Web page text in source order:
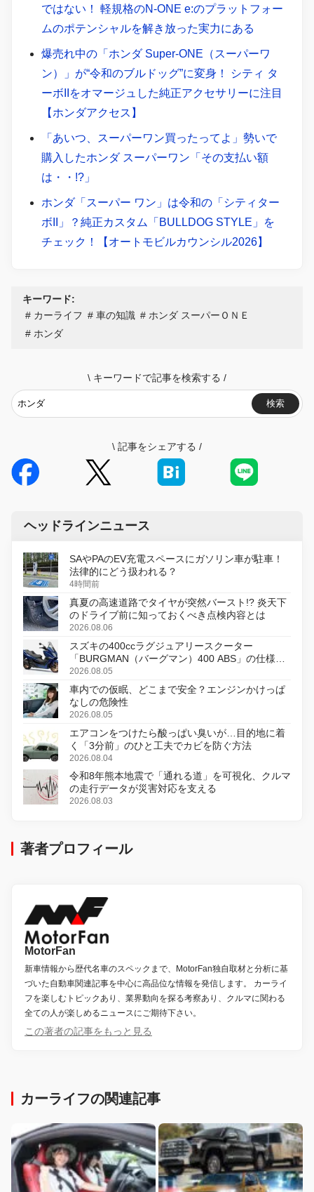
ではない！ 軽規格のN-ONE e:のプラットフォー
ムのポテンシャルを解き放った実力にある
爆売れ中の「ホンダ Super-ONE（スーパーワ
ン）」が“令和のブルドッグ”に変身！ シティ タ
ーボIIをオマージュした純正アクセサリーに注目
【ホンダアクセス】
「あいつ、スーパーワン買ったってよ」勢いで
購入したホンダ スーパーワン「その支払い額
は・・!?」
ホンダ「スーパー ワン」は令和の「シティター
ボII」？純正カスタム「BULLDOG STYLE」を
チェック！【オートモビルカウンシル2026】
キーワード:
カーライフ
車の知識
ホンダ スーパーＯＮＥ
ホンダ
\ キーワードで記事を検索する /
検索
\ 記事をシェアする /
ヘッドラインニュース
SAやPAのEV充電スペースにガソリン車が駐車！
法律的にどう扱われる？
4時間前
真夏の高速道路でタイヤが突然バースト!? 炎天下
のドライブ前に知っておくべき点検内容とは
2026.08.06
スズキの400ccラグジュアリースクーター
「BURGMAN（バーグマン）400 ABS」の仕様を
変更し、8月18日に発売
2026.08.05
車内での仮眠、どこまで安全？エンジンかけっぱ
なしの危険性
2026.08.05
エアコンをつけたら酸っぱい臭いが…目的地に着
く「3分前」のひと工夫でカビを防ぐ方法
2026.08.04
令和8年熊本地震で「通れる道」を可視化、クルマ
の走行データが災害対応を支える
2026.08.03
著者プロフィール
MotorFan
新車情報から歴代名車のスペックまで、MotorFan独自取材と分析に基
づいた自動車関連記事を中心に高品位な情報を発信します。 カーライ
フを楽しむトピックあり、業界動向を探る考察あり、クルマに関わる
全ての人が楽しめるニュースにご期待下さい。
この著者の記事をもっと見る
カーライフの関連記事